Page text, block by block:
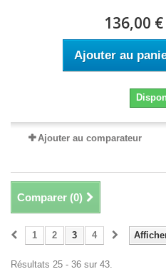
136,00 €
Ajouter au
Ajouter au comparateur
Comparer (0)
1 2 3 4
Résultats 25 - 36 sur 43.